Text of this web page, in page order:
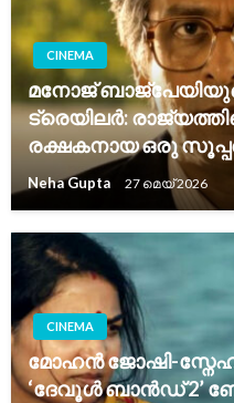
CINEMA
മനോജ്
ട്രെയിലർ:
രക്ഷകനായ ഒരു
Neha Gupta 27 മെയ്‌ 2026
CINEMA
മോഹൻ ജോഷി-
‘ദേവൂൾ ബാൻഡ് 2’